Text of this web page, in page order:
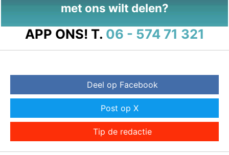
met ons wilt delen?
APP ONS! T. 06 - 574 71 321
Deel op Facebook
Post op X
Tip de redactie